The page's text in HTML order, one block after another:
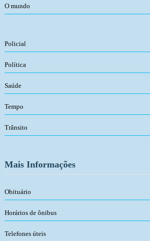
O mundo
Policial
Política
Saúde
Tempo
Trânsito
Mais Informações
Obituário
Horários de ônibus
Telefones úteis